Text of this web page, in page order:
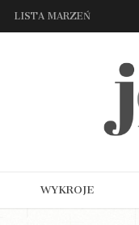
LISTA MARZEŃ
WYKROJE